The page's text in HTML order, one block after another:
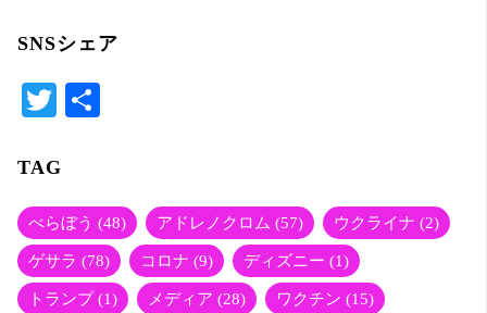
ク
ラ
SNSシェア
T
tte
r
TAG
べらぼう (48) アドレノクロム (57) ウクライナ (2)
ゲサラ (78) コロナ (9) ディズニー (1)
トランプ(1) メディア (28) ワクチン (15)